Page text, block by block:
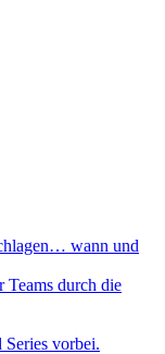
wann und
Teams durch die
Series vorbei.